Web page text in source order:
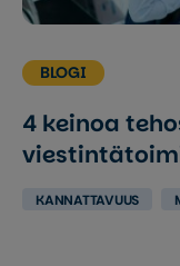
BLOGI
4 keinoa
KANNATTAVUUS